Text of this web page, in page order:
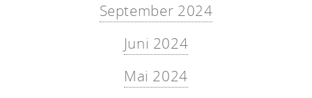
September 2024
Juni 2024
Mai 2024